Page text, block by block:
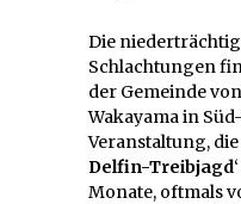
Die
Schlachtungen
der Gemeinde
Wakayama in
Veranstaltung, die
Delfin-Treibjagd
Monate, oftmals